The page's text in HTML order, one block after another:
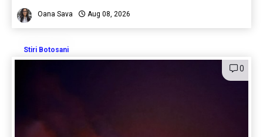
Oana Sava Aug 08, 2026
Stiri Botosani
0